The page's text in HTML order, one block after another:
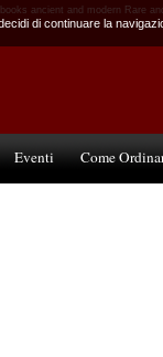
ancient and modern Rare
Eventi Come
di continuare la